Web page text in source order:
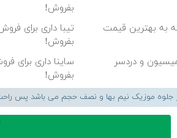
بفروش!
به بهترین قیمت
تیبا داری برای
بفروش!
ساینا داری برای
بفروش!
جلوه موزیک نیم بها و نصف حجم می باشد پس راحت